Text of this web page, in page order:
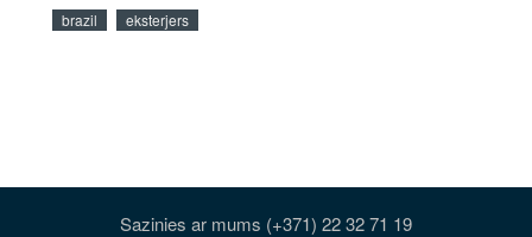
brazil
eksterjers
Sazinies ar mums (+371) 22 32 71 19